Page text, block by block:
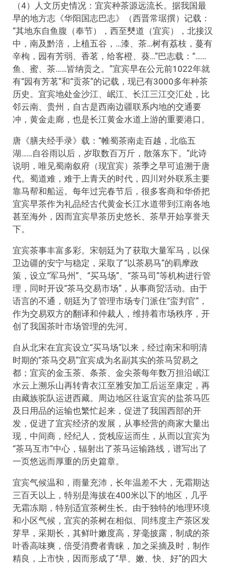
（4）人文历史情况：宜宾种茶源远流长。据我国最
早的地方志《华阳国志巴志》（西晋常琚撰）记载：
“其地东自鱼腹（奉节），西至僰道（宜宾），北接汉
中，南及黔涪，上植五谷，…漆、茶…树有荔枝，蔓有
辛枸，园有芳弱、香茗，给客橙、葵…”巴志载：“……
鱼、蜜、茶……皆纳贡之。”宜宾早在公元前1022年就
有“园有芳茗”和“贡茶”的记载，现已有3000多年种茶
历史。宜宾地处金沙江、岷江、长江三江交汇处，比
邻云南、贵州，自古是西南边疆联系内地的交通要
冲，黄金走廊，也是长江黄金水道上游的重要港口。
唐《膳夫经手录》载：“帷蜀茶南走百越，北临五
湖……自谷雨以后，岁取数百万斤，散落东下。”此诗
说明，唯见蜀南叙府（现宜宾）茶季之早可追溯于唐
代。蜀道难，难于上青天的时代，四川对外联系主要
靠马帮和船运。每年过完春节后，很多客商和华侨把
宜宾早茶作为礼品经古代黄金长江水道带到江南各地
甚至海外，因而宜宾早茶历史悠长、茶早开始享誉天
下。
宜宾茶事丰富多彩。宋朝廷为了获取大量军马，以保
卫边疆的安宁与稳定，采取了“以茶易马”的羁摩政
策，设立“军马州”、“买马场”、“茶马司”等机构进行管
理，同时开设“茶马交易市场”，从事商贸活动。由于
语言的不通，朝廷为了管理市场专门派住“蛮判官”，
作为交易双方的翻译和仲裁人，维持着市场秩序，开
创了我国茶叶市场管理的先河。
自从北宋在宜宾设立“买马场”以来，经过南宋和明清
时期的“茶马交易”宜宾成为名副其实的茶马贸易之
都；宜宾的金玉茶、条茶、金尖茶每年数万担沿岷江
水云上溯乐山再转青衣江至雅安加工后运至康定，再
由藏族驼队运进西藏。周边地区往返宜宾的盐茶马匹
及日用品的运输也繁忙起来，促进了我国西部的开
发，促进了宜宾经济的发展，从事经营的商家大量出
现，中间商，经纪人，货栈应运而生，从而以宜宾为
“茶马互市”中心，辐射出了茶马运输路线，谱写出了
一页悠远而厚重的历史篇章。
宜宾气候温和，雨量充沛，长年温差不大，无霜期达
三百天以上，特别是海拔在400米以下的地区，几乎
无霜冻期，特别适宜茶树生长。由于独特的地理环境
和小区气候，宜宾的茶树在相似、同纬度主产茶区发
芽早，采期长，其鲜叶嫩度高，芽毫披露，制成的茶
叶香高味爽，倍受消费者青睐，加之采摘及时，制作
精良，上市快，因而形成了“早、嫩、快、好”的四大